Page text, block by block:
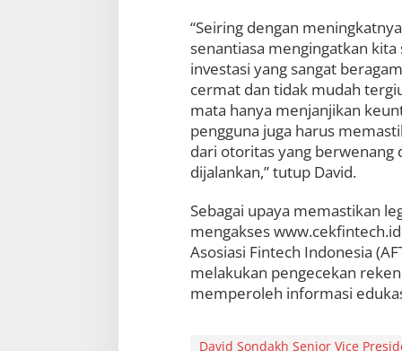
“Seiring dengan
senantiasa mengingatkan
investasi yang sangat
cermat dan tidak mudah
mata hanya menjanjikan
pengguna juga harus
dari otoritas yang berwenang
dijalankan,” tutup David.
Sebagai upaya memastikan
mengakses
Asosiasi Fintech Indonesia
melakukan pengecekan
memperoleh informasi
David Sondakh Senior Vice